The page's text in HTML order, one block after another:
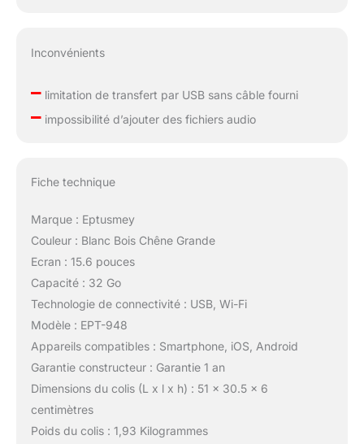
Inconvénients
–limitation de transfert par USB sans câble fourni
–impossibilité d’ajouter des fichiers audio
Fiche technique
Marque : Eptusmey
Couleur : Blanc Bois Chêne Grande
Ecran : 15.6 pouces
Capacité : 32 Go
Technologie de connectivité : USB, Wi-Fi
Modèle : EPT-948
Appareils compatibles : Smartphone, iOS, Android
Garantie constructeur : Garantie 1 an
Dimensions du colis (L x l x h) : 51 x 30.5 x 6
centimètres
Poids du colis : 1,93 Kilogrammes